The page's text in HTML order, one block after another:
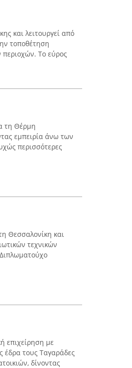
και λειτουργεί από
τοποθέτηση
περιοχών. Το εύρος
τη Θέρμη
εμπειρία άνω των
περισσότερες
Θεσσαλονίκη και
τεχνικών
επιχείρηση με
έδρα τους Ταγαράδες
δίνοντας